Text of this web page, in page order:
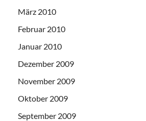
März 2010
Februar 2010
Januar 2010
Dezember 2009
November 2009
Oktober 2009
September 2009